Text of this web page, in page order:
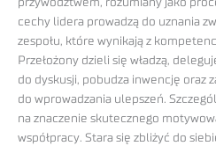
przywództwem, rozumiany jako
cechy lidera prowadzą do uznania
zespołu, które wynikają z
Przełożony dzieli się władzą,
do dyskusji, pobudza inwencję oraz
do wprowadzania ulepszeń.
na znaczenie skutecznego
współpracy. Stara się zbliżyć do